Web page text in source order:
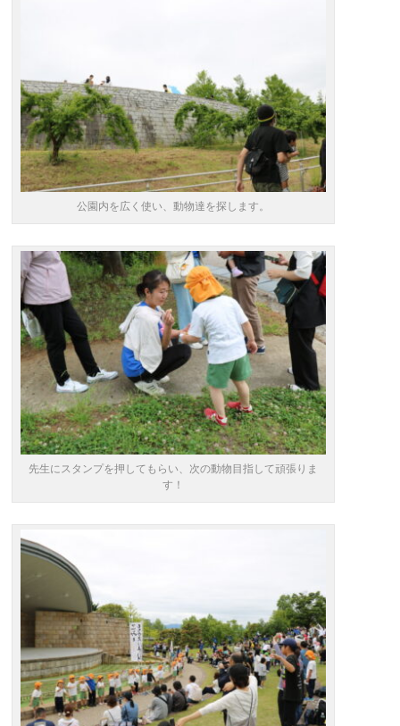
公園内を広く使い、動物達を探します。
先生にスタンプを押してもらい、次の動物目指して頑張りま
す！